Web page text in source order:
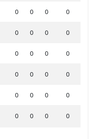
0 0 0 0
0 0 0 0
0 0 0 0
0 0 0 0
0 0 0 0
0 0 0 0